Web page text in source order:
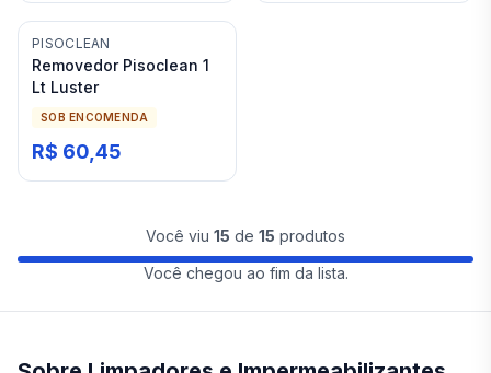
PISOCLEAN
Removedor Pisoclean 1
Lt Luster
SOB ENCOMENDA
R$ 60,45
Você viu 15 de 15 produtos
Você chegou ao fim da lista.